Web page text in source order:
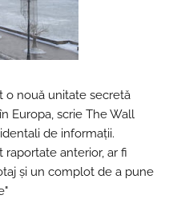
o nouă unitate secretă
Europa, scrie The Wall
de informații.
raportate anterior, ar fi
și un complot de a pune